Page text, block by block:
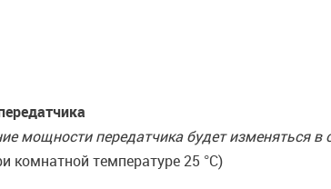
мощности передатчика будет изменяться
комнатной температуре 25 °C)